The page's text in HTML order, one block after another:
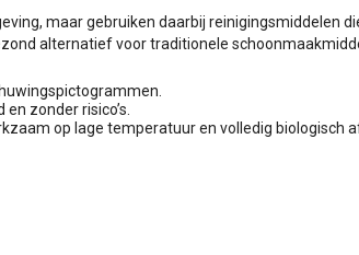
maar gebruiken daarbij reinigingsmiddelen
alternatief voor traditionele
zonder risico’s.
op lage temperatuur en volledig biologisch